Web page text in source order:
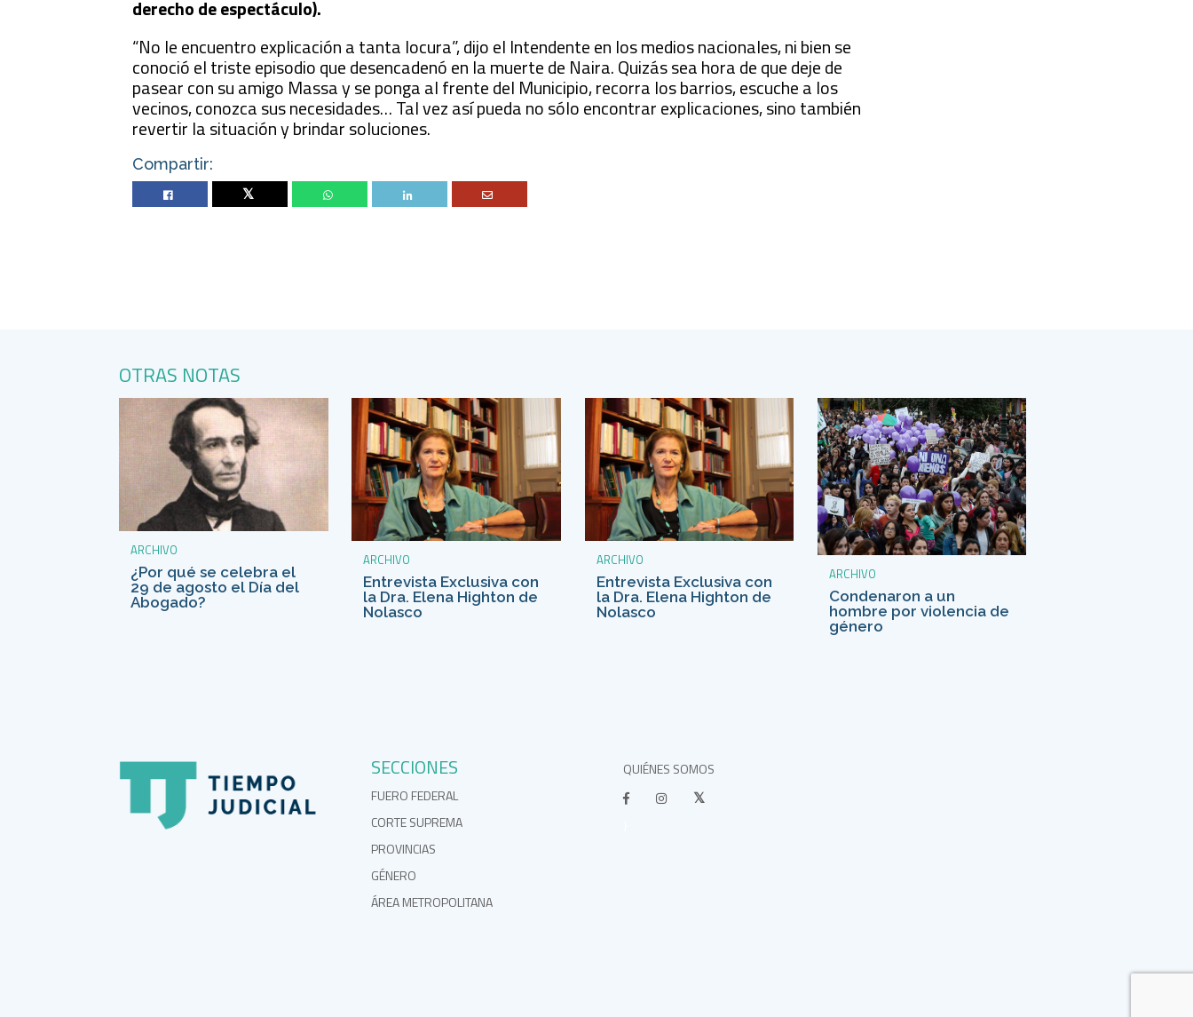
derecho de espectáculo).
“No le encuentro explicación a tanta locura”, dijo el Intendente en los medios nacionales, ni bien se
conoció el triste episodio que desencadenó en la muerte de Naira. Quizás sea hora de que deje de
pasear con su amigo Massa y se ponga al frente del Municipio, recorra los barrios, escuche a los
vecinos, conozca sus necesidades… Tal vez así pueda no sólo encontrar explicaciones, sino también
revertir la situación y brindar soluciones.
Compartir:
Twitter
OTRAS NOTAS
ARCHIVO
¿Por qué se celebra el
29 de agosto el Día del
Abogado?
ARCHIVO
Entrevista Exclusiva con
la Dra. Elena Highton de
Nolasco
ARCHIVO
Entrevista Exclusiva con
la Dra. Elena Highton de
Nolasco
ARCHIVO
Condenaron a un
hombre por violencia de
género
SECCIONES
FUERO FEDERAL
CORTE SUPREMA
PROVINCIAS
GÉNERO
ÁREA METROPOLITANA
QUIÉNES SOMOS